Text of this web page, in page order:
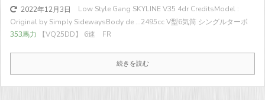
2022年12月3日
Low Style Gang SKYLINE V35 4dr CreditsModel :
Original by Simply SidewaysBody de ...2495cc V型6気筒 シングルターボ
353馬力 【VQ25DD】 6速 FR
続きを読む